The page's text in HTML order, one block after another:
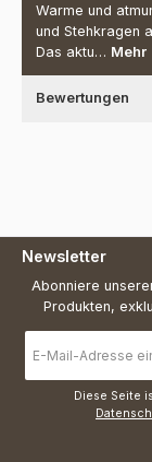
Warme und
und Stehkragen
Das aktu… Mehr
Bewertungen
Newsletter
Abonniere
Produkten,
Mail-
Adresse
Diese Seite